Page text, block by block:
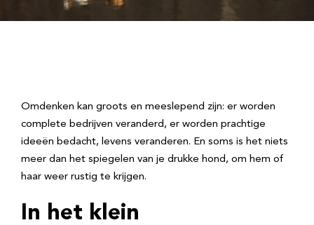
Omdenken kan groots en meeslepend zijn: er worden
complete bedrijven veranderd, er worden prachtige
ideeën bedacht, levens veranderen. En soms is het niets
meer dan het spiegelen van je drukke hond, om hem of
haar weer rustig te krijgen.
In het klein